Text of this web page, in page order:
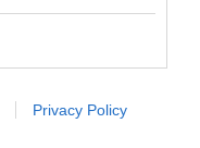
Privacy Policy